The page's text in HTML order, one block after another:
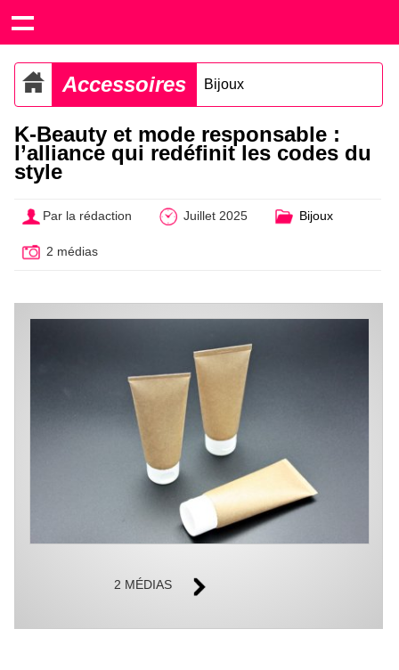
Accessoires Bijoux
K-Beauty et mode responsable :
l’alliance qui redéfinit les codes du
style
Par la rédaction Juillet 2025 Bijoux
2 médias
2 MÉDIAS